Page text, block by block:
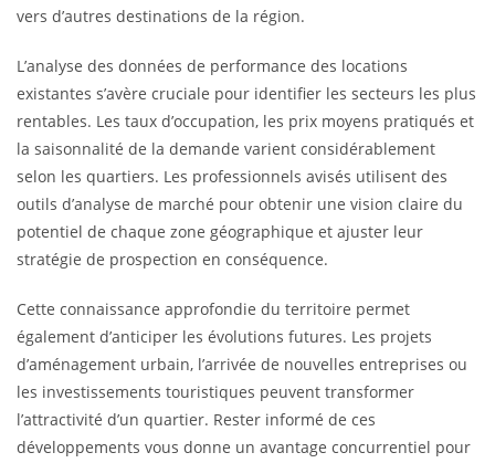
vers d’autres destinations de la région.
L’analyse des données de performance des locations
existantes s’avère cruciale pour identifier les secteurs les plus
rentables. Les taux d’occupation, les prix moyens pratiqués et
la saisonnalité de la demande varient considérablement
selon les quartiers. Les professionnels avisés utilisent des
outils d’analyse de marché pour obtenir une vision claire du
potentiel de chaque zone géographique et ajuster leur
stratégie de prospection en conséquence.
Cette connaissance approfondie du territoire permet
également d’anticiper les évolutions futures. Les projets
d’aménagement urbain, l’arrivée de nouvelles entreprises ou
les investissements touristiques peuvent transformer
l’attractivité d’un quartier. Rester informé de ces
développements vous donne un avantage concurrentiel pour